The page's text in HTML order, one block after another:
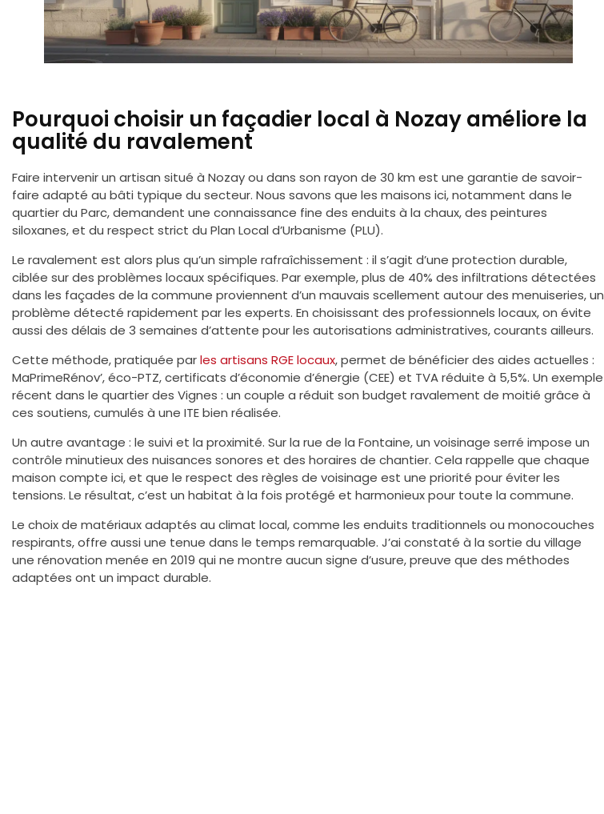
Pourquoi choisir un façadier local à Nozay améliore la
qualité du ravalement
Faire intervenir un artisan situé à Nozay ou dans son rayon de 30 km est une garantie de savoir-
faire adapté au bâti typique du secteur. Nous savons que les maisons ici, notamment dans le
quartier du Parc, demandent une connaissance fine des enduits à la chaux, des peintures
siloxanes, et du respect strict du Plan Local d’Urbanisme (PLU).
Le ravalement est alors plus qu’un simple rafraîchissement : il s’agit d’une protection durable,
ciblée sur des problèmes locaux spécifiques. Par exemple, plus de 40% des infiltrations détectées
dans les façades de la commune proviennent d’un mauvais scellement autour des menuiseries, un
problème détecté rapidement par les experts. En choisissant des professionnels locaux, on évite
aussi des délais de 3 semaines d’attente pour les autorisations administratives, courants ailleurs.
Cette méthode, pratiquée parles artisans RGE locaux, permet de bénéficier des aides actuelles :
MaPrimeRénov’, éco-PTZ, certificats d’économie d’énergie (CEE) et TVA réduite à 5,5%. Un exemple
récent dans le quartier des Vignes : un couple a réduit son budget ravalement de moitié grâce à
ces soutiens, cumulés à une ITE bien réalisée.
Un autre avantage : le suivi et la proximité. Sur la rue de la Fontaine, un voisinage serré impose un
contrôle minutieux des nuisances sonores et des horaires de chantier. Cela rappelle que chaque
maison compte ici, et que le respect des règles de voisinage est une priorité pour éviter les
tensions. Le résultat, c’est un habitat à la fois protégé et harmonieux pour toute la commune.
Le choix de matériaux adaptés au climat local, comme les enduits traditionnels ou monocouches
respirants, offre aussi une tenue dans le temps remarquable. J’ai constaté à la sortie du village
une rénovation menée en 2019 qui ne montre aucun signe d’usure, preuve que des méthodes
adaptées ont un impact durable.